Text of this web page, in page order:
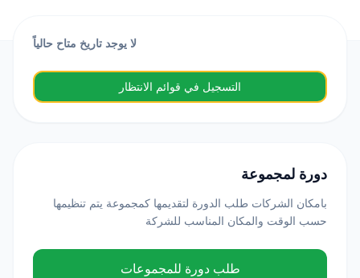
لا يوجد تاريخ متاح حالياً
التسجيل في قوائم الانتظار
دورة لمجموعة
بامكان الشركات طلب الدورة لتقديمها كمجموعة يتم تنظيمها
حسب الوقت والمكان المناسب للشركة
طلب دورة للمجموعات